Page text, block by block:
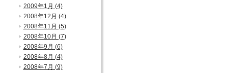
2009年1月 (4)
2008年12月 (4)
2008年11月 (5)
2008年10月 (7)
2008年9月 (6)
2008年8月 (4)
2008年7月 (9)